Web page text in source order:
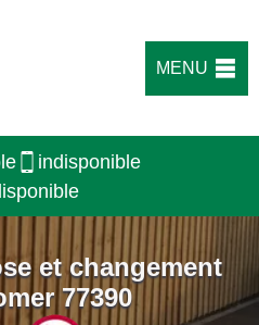
MENU
indisponible
et changement
77390